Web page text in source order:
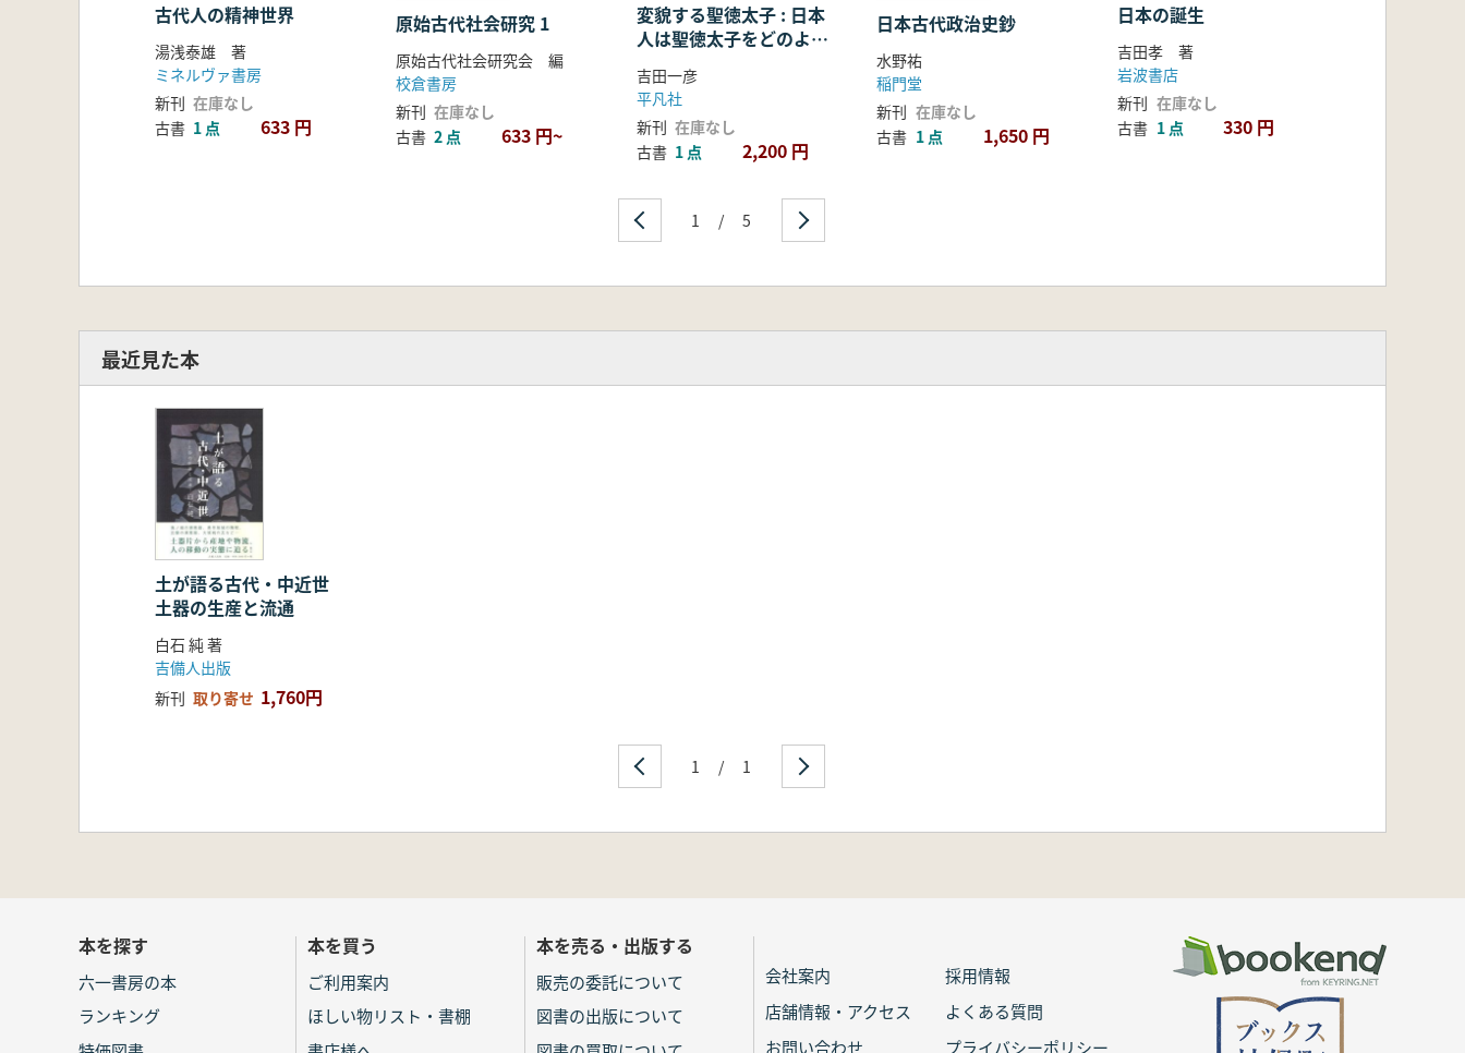
古代人の精神世界
湯浅泰雄 著
ミネルヴァ書房
新刊 在庫なし
古書 1 点 633 円
原始古代社会研究 1
原始古代社会研究会 編
校倉書房
新刊 在庫なし
古書 2 点 633 円~
変貌する聖徳太子 : 日本
人は聖徳太子をどのよう
に信仰してきたか
吉田一彦
平凡社
新刊 在庫なし
古書 1 点 2,200 円
日本古代政治史鈔
水野祐
稲門堂
新刊 在庫なし
古書 1 点 1,650 円
日本の誕生
吉田孝 著
岩波書店
新刊 在庫なし
古書 1 点 330 円
1 / 5
最近見た本
土が語る古代・中近世
土器の生産と流通
白石 純 著
吉備人出版
新刊 取り寄せ 1,760円
1 / 1
本を探す
六一書房の本
ランキング
本を買う
ご利用案内
ほしい物リスト・書棚
本を売る・出版する
販売の委託について
図書の出版について
会社案内
採用情報
店舗情報・アクセス
よくある質問
お問い合わせ
プライバシーポリシー